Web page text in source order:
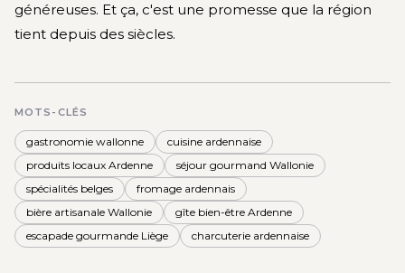
généreuses. Et ça, c'est une promesse que la région
tient depuis des siècles.
MOTS-CLÉS
gastronomie wallonne
cuisine ardennaise
produits locaux Ardenne
séjour gourmand Wallonie
spécialités belges
fromage ardennais
bière artisanale Wallonie
gîte bien-être Ardenne
escapade gourmande Liège
charcuterie ardennaise